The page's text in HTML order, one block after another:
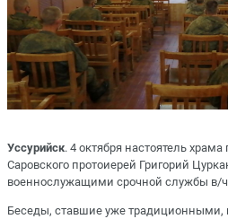
Уссурийск. 4 октября настоятель
Саровского протоиерей Григорий
военнослужащими срочной службы в/
Беседы, ставшие уже традиционными,